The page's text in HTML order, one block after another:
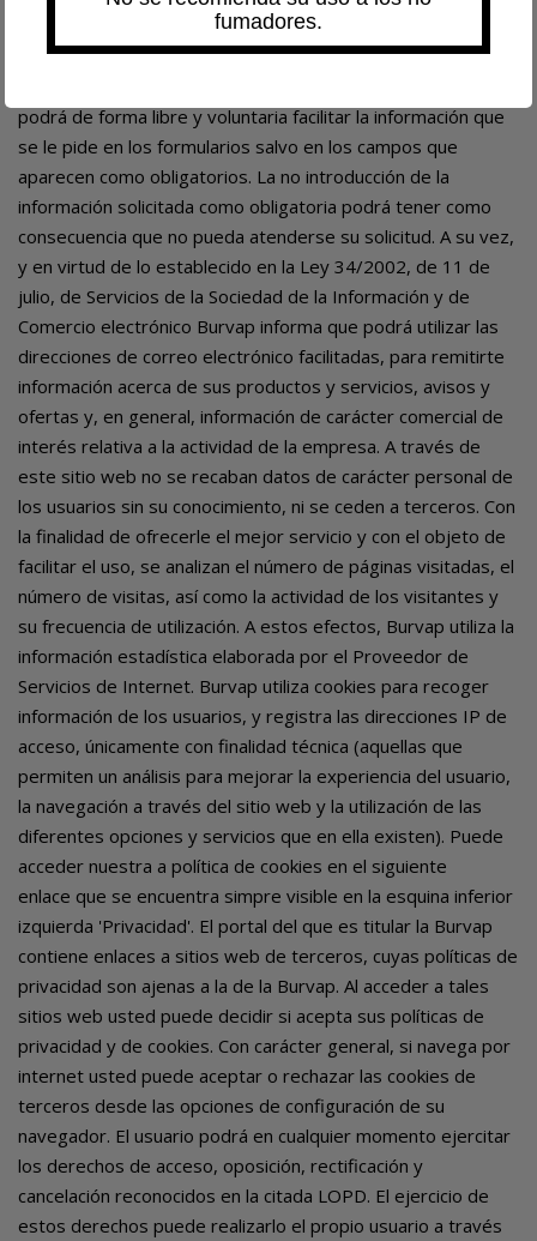
sector. Burvap se compromete a tratar de forma
confidencial los datos de carácter personal facilitados y a no
podrá de forma libre y voluntaria facilitar la información que
se le pide en los formularios salvo en los campos que
aparecen como obligatorios. La no introducción de la
información solicitada como obligatoria podrá tener como
consecuencia que no pueda atenderse su solicitud. A su vez,
y en virtud de lo establecido en la Ley 34/2002, de 11 de
julio, de Servicios de la Sociedad de la Información y de
Comercio electrónico Burvap informa que podrá utilizar las
direcciones de correo electrónico facilitadas, para remitirte
información acerca de sus productos y servicios, avisos y
ofertas y, en general, información de carácter comercial de
interés relativa a la actividad de la empresa. A través de
este sitio web no se recaban datos de carácter personal de
los usuarios sin su conocimiento, ni se ceden a terceros. Con
la finalidad de ofrecerle el mejor servicio y con el objeto de
facilitar el uso, se analizan el número de páginas visitadas, el
número de visitas, así como la actividad de los visitantes y
su frecuencia de utilización. A estos efectos, Burvap utiliza la
información estadística elaborada por el Proveedor de
Servicios de Internet. Burvap utiliza cookies para recoger
información de los usuarios, y registra las direcciones IP de
acceso, únicamente con finalidad técnica (aquellas que
permiten un análisis para mejorar la experiencia del usuario,
la navegación a través del sitio web y la utilización de las
diferentes opciones y servicios que en ella existen). Puede
acceder nuestra a política de cookies en el siguiente
enlace que se encuentra simpre visible en la esquina inferior
izquierda 'Privacidad'. El portal del que es titular la Burvap
contiene enlaces a sitios web de terceros, cuyas políticas de
privacidad son ajenas a la de la Burvap. Al acceder a tales
sitios web usted puede decidir si acepta sus políticas de
privacidad y de cookies. Con carácter general, si navega por
internet usted puede aceptar o rechazar las cookies de
terceros desde las opciones de configuración de su
navegador. El usuario podrá en cualquier momento ejercitar
los derechos de acceso, oposición, rectificación y
cancelación reconocidos en la citada LOPD. El ejercicio de
estos derechos puede realizarlo el propio usuario a través
fumadores.